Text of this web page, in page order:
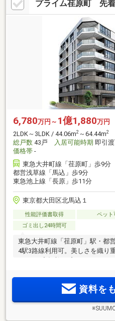
プライム荏原町 先
6,780万円～ 1億1,880万円
2LDK～3LDK / 44.06m2 ～64.44m2
総戸数 43戸 入居可能時期 即引
価格帯 -
東急大井町線「荏原町」歩9分
都営浅草線「馬込」歩9分
東急池上線「長原」歩11分
東京都大田区北馬込１
性能評価書取得 ペット
ゴミ出し24時間可
東急大井町線「荏原町」駅・都
4駅3路線利用可。美しさを織り
住環境。先着順住戸販売中！
資料を